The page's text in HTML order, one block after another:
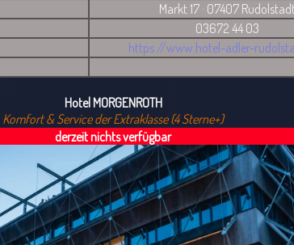
Markt 17 · 07407
03672 44 03
https://www.hotel-adler-
Hotel MORGENROTH
Komfort & Service der Extraklasse (4 Sterne+)
derzeit nichts verfügbar